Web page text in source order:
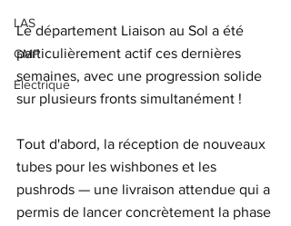
LAS
GMP
Electrique
Le département Liaison au Sol a été
particulièrement actif ces dernières
semaines, avec une progression solide
sur plusieurs fronts simultanément !
Tout d'abord, la réception de nouveaux
tubes pour les wishbones et les
pushrods — une livraison attendue qui a
permis de lancer concrètement la phase